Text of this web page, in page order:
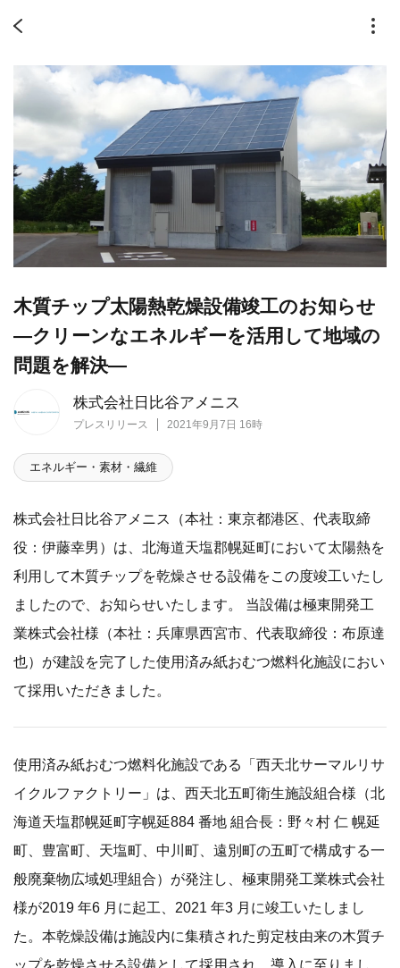
株式会社日比谷アメニス
プレスリリース 2021年9月7日 16時
木質チップ太陽熱乾燥設備竣工のお知らせ
―クリーンなエネルギーを活用して地域の
問題を解決―
エネルギー・素材・繊維
株式会社日比谷アメニス（本社：東京都港区、代表取締
役：伊藤幸男）は、北海道天塩郡幌延町において太陽熱を
利用して木質チップを乾燥させる設備をこの度竣工いたし
ましたので、お知らせいたします。 当設備は極東開発工
業株式会社様（本社：兵庫県西宮市、代表取締役：布原達
也）が建設を完了した使用済み紙おむつ燃料化施設におい
て採用いただきました。
使用済み紙おむつ燃料化施設である「西天北サーマルリサ
イクルファクトリー」は、西天北五町衛生施設組合様（北
海道天塩郡幌延町字幌延884 番地 組合⾧：野々村 仁 幌延
町、豊富町、天塩町、中川町、遠別町の五町で構成する一
般廃棄物広域処理組合）が発注し、極東開発工業株式会社
様が2019 年6 月に起工、2021 年3 月に竣工いたしまし
た。本乾燥設備は施設内に集積された剪定枝由来の木質チ